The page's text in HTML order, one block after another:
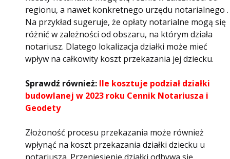
regionu, a nawet konkretnego urzędu notarialnego .
Na przykład sugeruje, że opłaty notarialne mogą się
różnić w zależności od obszaru, na którym działa
notariusz. Dlatego lokalizacja działki może mieć
wpływ na całkowity koszt przekazania jej dziecku.
Sprawdź również: Ile kosztuje podział działki
budowlanej w 2023 roku Cennik Notariusza i
Geodety
Złożoność procesu przekazania może również
wpłynąć na koszt przekazania działki dziecku u